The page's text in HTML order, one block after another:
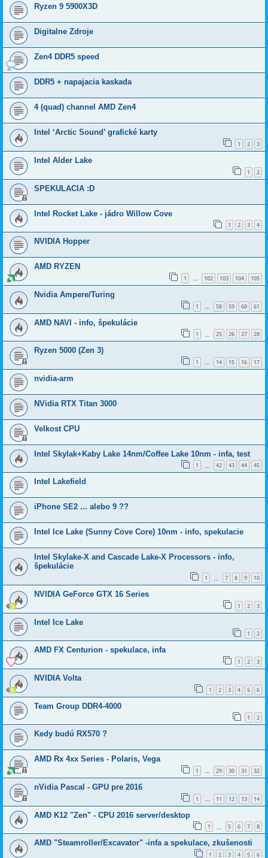
Ryzen 9 5900X3D
Digitalne Zdroje
Zen4 DDR5 speed
DDR5 + napajacia kaskada
4 (quad) channel AMD Zen4
Intel ‘Arctic Sound’ grafické karty
1 2 3
Intel Alder Lake
1 2
SPEKULACIA :D
Intel Rocket Lake - jádro Willow Cove
1 2 3 4
NVIDIA Hopper
AMD RYZEN
1 … 102 103 104 105
Nvidia Ampere/Turing
1 … 58 59 60 61
AMD NAVI - info, špekulácie
1 25 26 27 28
Ryzen 5000 (Zen 3)
1 … 14 15 16 17
nvidia-arm
NVidia RTX Titan 3000
Velkost CPU
Intel Skylak+Kaby Lake 14nm/Coffee Lake 10nm - infa, test
1 42 43 44 45
Intel Lakefield
iPhone SE2 ... alebo 9 ??
Intel Ice Lake (Sunny Cove Core) 10nm - info, spekulacie
Intel Skylake-X and Cascade Lake-X Processors - info,
špekulácie
1 7 8 9 10
NVIDIA GeForce GTX 16 Series
1 2 3
Intel Ice Lake
1 2
AMD FX Centurion - spekulace, infa
1 2 3
NVIDIA Volta
1 2 3 4 5 6
Team Group DDR4-4000
1 2
Kedy budú RX570 ?
AMD Rx 4xx Series - Polaris, Vega
1 … 29 30 31 32
nVidia Pascal - GPU pre 2016
1 … 11 12 13 14
AMD K12 "Zen" - CPU 2016 server/desktop
1 5 6 7 8
AMD "Steamroller/Excavator" -infa a spekulace, zkušenosti
1 2 3 4 5 6